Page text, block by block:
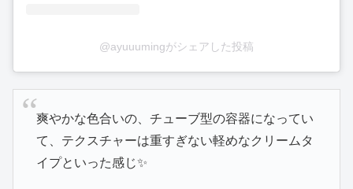
@ayuuumingがシェアした投稿
爽やかな色合いの、チューブ型の容器になってい
て、テクスチャーは重すぎない軽めなクリームタ
イプといった感じ✨